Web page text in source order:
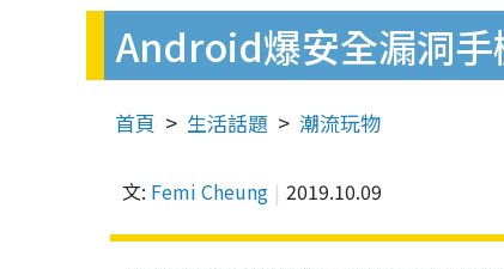
Android爆安全漏洞
首頁 生活話題 潮流玩物
文: Femi Cheung 2019.10.09